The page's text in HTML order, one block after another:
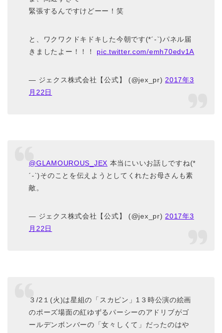
緊張するんですけどーー！笑
と、ワクワクドキドキした今朝です(*´-`)パネル届
きましたよー！！！ pic.twitter.com/emh70edv1A
— ジェクス株式会社【公式】 (@jex_pr) 2017年3
月22日
@GLAMOUROUS_JEX 本当にいいお話しですね(*
´-`)そのことを伝えようとしてくれたお母さんも素
敵。
— ジェクス株式会社【公式】 (@jex_pr)2017年3
月22日
３/2１(火)は星組の「スカピン」1３時公演の絵画
のポーズ場面の紅ゆずるパーシーのアドリブがゴ
ールデンボンバーの「女々しくて」だったのはや